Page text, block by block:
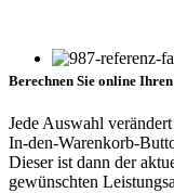
Berechnen Sie online
Jede Auswahl
In-den-Warenkorb-
Dieser ist dann der
gewünschten